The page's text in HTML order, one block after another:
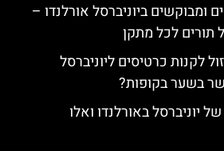
ומבוקשים ביוניברסל אורלנדו –
תורים לכל מתקן
לקנות כרטיסים ליוניברסל
בשער בקופות?
של יוניברסל באורלנדו ואלו